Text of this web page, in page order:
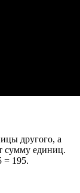
другого, а
сумму единиц.
= 195.